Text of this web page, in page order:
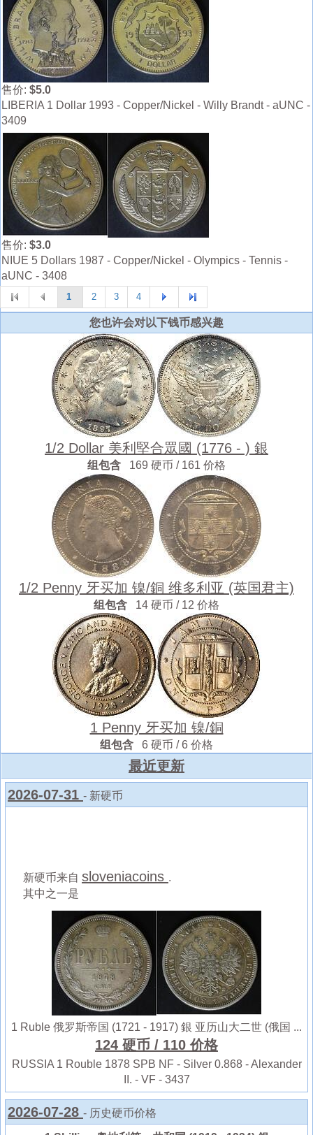
售价: $5.0
LIBERIA 1 Dollar 1993 - Copper/Nickel - Willy Brandt - aUNC -
3409
售价: $3.0
NIUE 5 Dollars 1987 - Copper/Nickel - Olympics - Tennis -
aUNC - 3408
1 2 3 4
您也许会对以下钱币感兴趣
1/2 Dollar 美利堅合眾國 (1776 - ) 銀
组包含 169 硬币 / 161 价格
1/2 Penny 牙买加 镍/銅 维多利亚 (英国君主)
组包含 14 硬币 / 12 价格
1 Penny 牙买加 镍/銅
组包含 6 硬币 / 6 价格
最近更新
2026-07-31 - 新硬币
新硬币来自 sloveniacoins .
其中之一是
1 Ruble 俄罗斯帝国 (1721 - 1917) 銀 亚历山大二世 (俄国 ...
124 硬币 / 110 价格
RUSSIA 1 Rouble 1878 SPB NF - Silver 0.868 - Alexander
II. - VF - 3437
2026-07-28 - 历史硬币价格